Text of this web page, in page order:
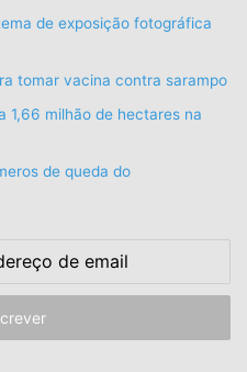
de exposição fotográfica
tomar vacina contra sarampo
1,66 milhão de hectares na
de queda do